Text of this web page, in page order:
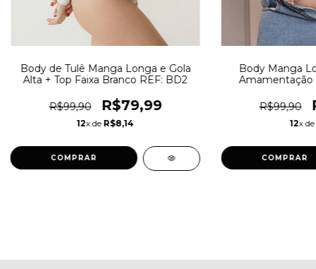
Body de Tulê Manga Longa e Gola
Alta + Top Faixa Branco REF: BD2
R$99,90 R$79,99
12x de R$8,14
COMPRAR
Body Manga
Amamentação
R$99,90
12x de
COMPRAR